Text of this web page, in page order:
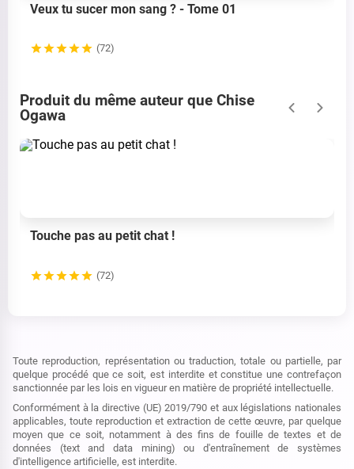
Veux tu sucer mon sang ? - Tome 01
(72)
Produit du même auteur que Chise
Ogawa
Touche pas au petit chat !
(72)
Toute reproduction, représentation ou traduction, totale ou partielle, par
quelque procédé que ce soit, est interdite et constitue une contrefaçon
sanctionnée par les lois en vigueur en matière de propriété intellectuelle.
Conformément à la directive (UE) 2019/790 et aux législations nationales
applicables, toute reproduction et extraction de cette œuvre, par quelque
moyen que ce soit, notamment à des fins de fouille de textes et de
données (text and data mining) ou d'entraînement de systèmes
d'intelligence artificielle, est interdite.